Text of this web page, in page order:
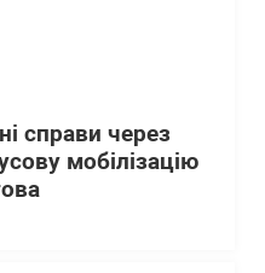
справи через
мобілізацію